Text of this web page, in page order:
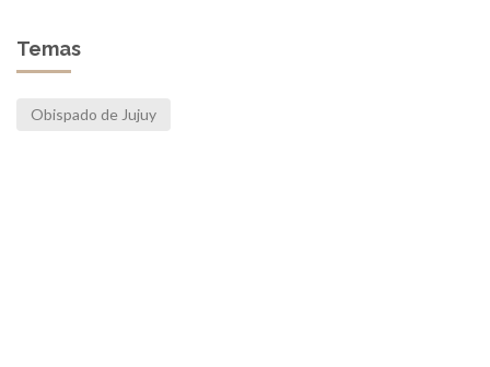
Temas
Obispado de Jujuy